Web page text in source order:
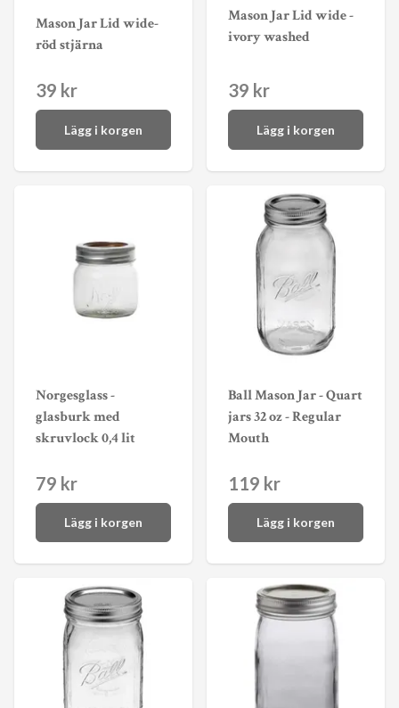
Mason Jar Lid wide-
röd stjärna
39 kr
Lägg i korgen
Mason Jar Lid wide -
ivory washed
39 kr
Lägg i korgen
Norgesglass -
glasburk med
skruvlock 0,4 lit
79 kr
Lägg i korgen
Ball Mason Jar - Quart
jars 32 oz - Regular
Mouth
119 kr
Lägg i korgen